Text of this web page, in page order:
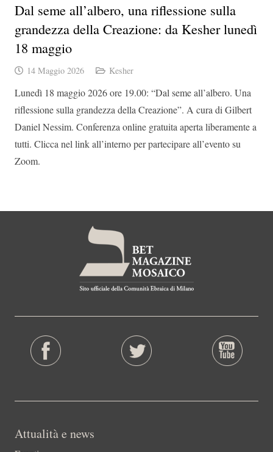
Dal seme all’albero, una riflessione sulla
grandezza della Creazione: da Kesher lunedì
18 maggio
14 Maggio 2026 Kesher
Lunedì 18 maggio 2026 ore 19.00: “Dal seme all’albero. Una
riflessione sulla grandezza della Creazione”. A cura di Gilbert
Daniel Nessim. Conferenza online gratuita aperta liberamente a
tutti. Clicca nel link all’interno per partecipare all’evento su
Zoom.
Attualità e news